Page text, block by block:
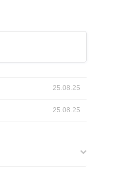
25.08.25
25.08.25